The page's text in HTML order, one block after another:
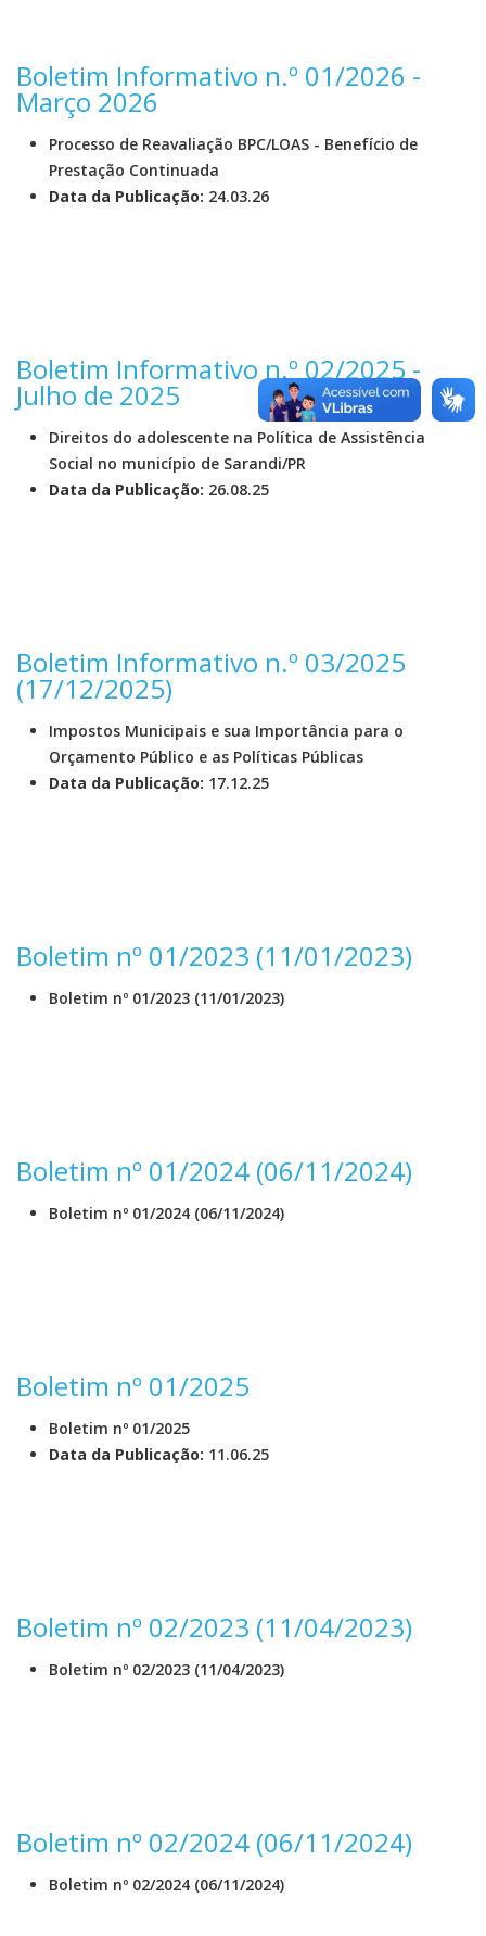
Boletim Informativo n.º 01/2026 -
Março 2026
Processo de Reavaliação BPC/LOAS - Benefício de
Prestação Continuada
Data da Publicação: 24.03.26
Boletim Informativo n.º 02/2025 -
Julho de 2025
Direitos do adolescente na Política de Assistência
Social no município de Sarandi/PR
Data da Publicação: 26.08.25
Boletim Informativo n.º 03/2025
(17/12/2025)
Impostos Municipais e sua Importância para o
Orçamento Público e as Políticas Públicas
Data da Publicação: 17.12.25
Boletim nº 01/2023 (11/01/2023)
Boletim nº 01/2023 (11/01/2023)
Boletim nº 01/2024 (06/11/2024)
Boletim nº 01/2024 (06/11/2024)
Boletim nº 01/2025
Boletim nº 01/2025
Data da Publicação: 11.06.25
Boletim nº 02/2023 (11/04/2023)
Boletim nº 02/2023 (11/04/2023)
Boletim nº 02/2024 (06/11/2024)
Boletim nº 02/2024 (06/11/2024)